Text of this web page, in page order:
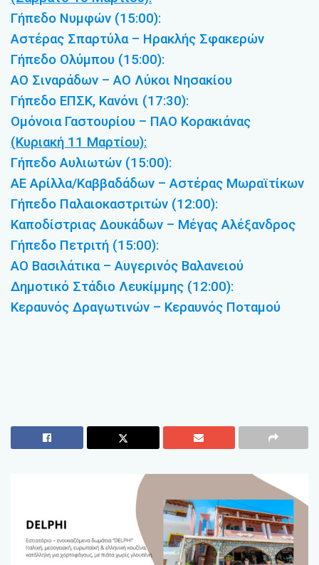
Γήπεδο Νυμφών (15:00):
Αστέρας Σπαρτύλα – Ηρακλής Σφακερών
Γήπεδο Ολύμπου (15:00):
ΑΟ Σιναράδων – ΑΟ Λύκοι Νησακίου
Γήπεδο ΕΠΣΚ, Κανόνι (17:30):
Ομόνοια Γαστουρίου – ΠΑΟ Κορακιάνας
(Κυριακή 11 Μαρτίου):
Γήπεδο Αυλιωτών (15:00):
ΑΕ Αρίλλα/Καββαδάδων – Αστέρας Μωραϊτίκων
Γήπεδο Παλαιοκαστριτών (12:00):
Καποδίστριας Δουκάδων – Μέγας Αλέξανδρος
Γήπεδο Πετριτή (15:00):
ΑΟ Βασιλάτικα – Αυγερινός Βαλανειού
Δημοτικό Στάδιο Λευκίμμης (12:00):
Κεραυνός Δραγωτινών – Κεραυνός Ποταμού